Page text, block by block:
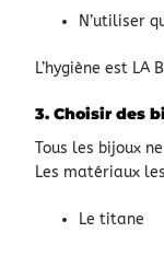
N’utiliser
L’hygiène est
3. Choisir des
Tous les bijoux
Les matériaux
Le titane